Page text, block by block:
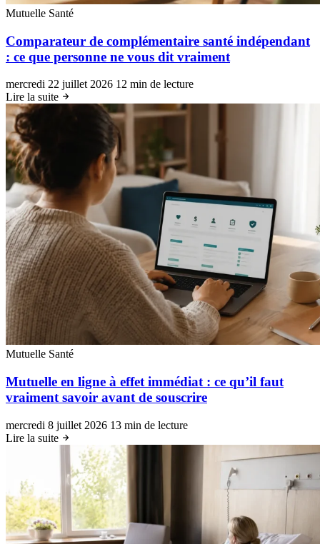
Mutuelle Santé
Comparateur de complémentaire santé indépendant
: ce que personne ne vous dit vraiment
mercredi 22 juillet 2026 12 min de lecture
Lire la suite
Mutuelle Santé
Mutuelle en ligne à effet immédiat : ce qu’il faut
vraiment savoir avant de souscrire
mercredi 8 juillet 2026 13 min de lecture
Lire la suite